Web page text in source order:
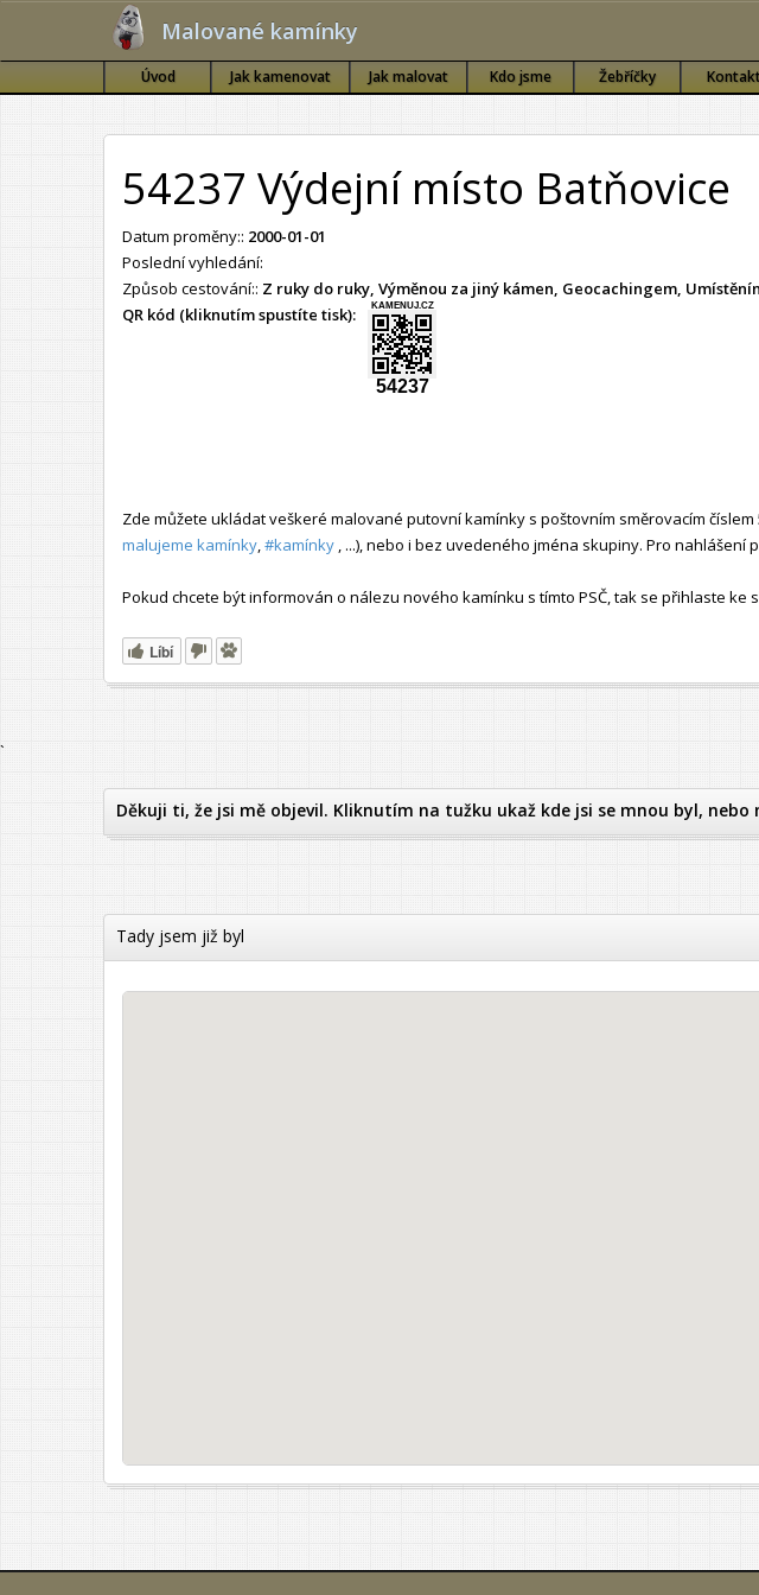
Malované kamínky
Úvod Jak kamenovat Jak malovat Kdo jsme Žebříčky
54237 Výdejní místo Batňovice
Datum proměny:: 2000-01-01
Poslední vyhledání:
Způsob cestování:: Z ruky do ruky, Výměnou za jiný kámen, Geocachingem,
QR kód (kliknutím spustíte tisk):
KAMENUJ.CZ
54237
Zde můžete ukládat veškeré malované putovní kamínky s poštovním směrovacím
malujeme kamínky #kamínky , ...), nebo i bez uvedeného jména skupiny. Pro
Pokud chcete být informován o nálezu nového kamínku s tímto PSČ, tak se přihlaste
Líbí
`
Děkuji ti, že jsi mě objevil. Kliknutím na tužku ukaž kde jsi se mnou byl, nebo
Tady jsem již byl